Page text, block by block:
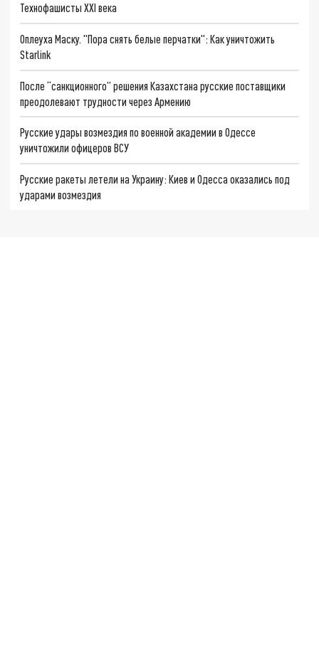
Технофашисты XXI века
Оплеуха Маску. "Пора снять белые перчатки": Как уничтожить
Starlink
После “санкционного” решения Казахстана русские поставщики
преодолевают трудности через Армению
Русские удары возмездия по военной академии в Одессе
уничтожили офицеров ВСУ
Русские ракеты летели на Украину: Киев и Одесса оказались под
ударами возмездия